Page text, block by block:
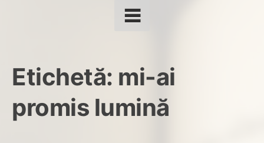
Etichetă: mi-ai
promis lumină